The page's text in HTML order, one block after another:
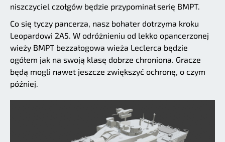
niszczyciel czołgów będzie przypominał serię BMPT.
Co się tyczy pancerza, nasz bohater dotrzyma kroku
Leopardowi 2A5. W odróżnieniu od lekko opancerzonej
wieży BMPT bezzałogowa wieża Leclerca będzie
ogółem jak na swoją klasę dobrze chroniona. Gracze
będą mogli nawet jeszcze zwiększyć ochronę, o czym
później.